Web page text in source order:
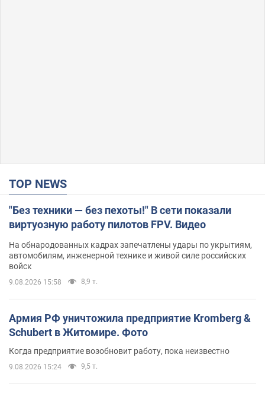
TOP NEWS
"Без техники — без пехоты!" В сети показали
виртуозную работу пилотов FPV. Видео
На обнародованных кадрах запечатлены удары по укрытиям,
автомобилям, инженерной технике и живой силе российских
войск
9.08.2026 15:58 8,9 т.
Армия РФ уничтожила предприятие Kromberg &
Schubert в Житомире. Фото
Когда предприятие возобновит работу, пока неизвестно
9.08.2026 15:24 9,5 т.